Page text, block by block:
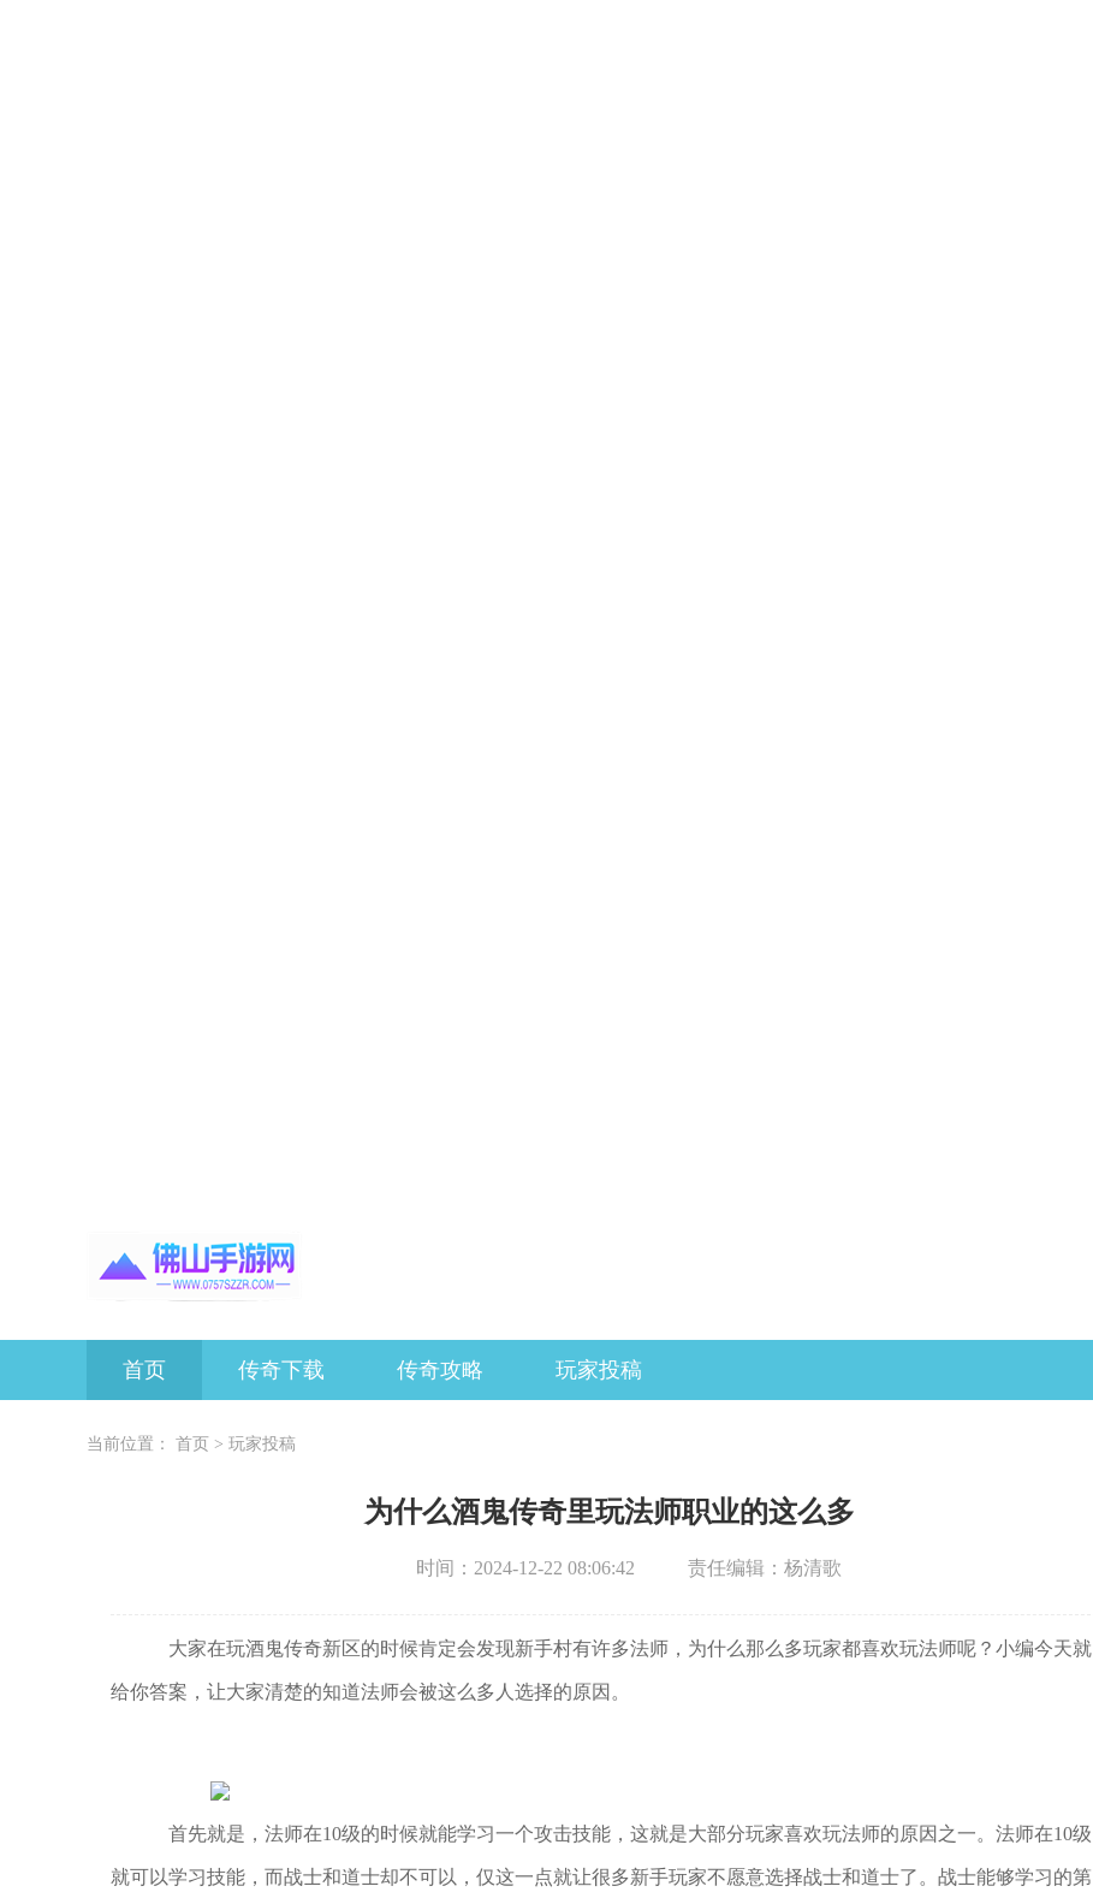
首页 传奇下载 传奇攻略 玩家投稿
当前位置： 首页 > 玩家投稿
为什么酒鬼传奇里玩法师职业的这么多
时间：2024-12-22 08:06:42 责任编辑：杨清歌
大家在玩酒鬼传奇新区的时候肯定会发现新手村有许多法师，为什么那么多玩家都喜欢玩法师呢？小编今天就
给你答案，让大家清楚的知道法师会被这么多人选择的原因。
首先就是，法师在10级的时候就能学习一个攻击技能，这就是大部分玩家喜欢玩法师的原因之一。法师在10级
就可以学习技能，而战士和道士却不可以，仅这一点就让很多新手玩家不愿意选择战士和道士了。战士能够学习的第